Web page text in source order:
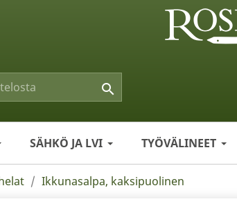

SÄHKÖ JA LVI TYÖVÄLINEET
Ikkunasalpa, kaksipuolinen